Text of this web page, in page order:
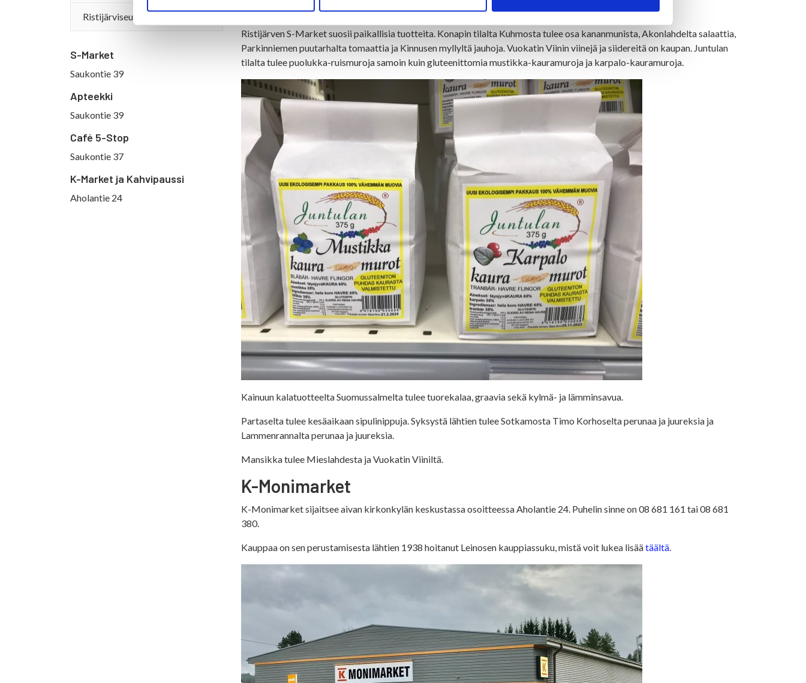
Ristijärviseura
S-Market
Saukontie 39
Apteekki
Saukontie 39
Café 5-Stop
Saukontie 37
K-Market ja Kahvipaussi
Aholantie 24
Ristijärven S-Market suosii paikallisia tuotteita
Ristijärven S-Market suosii paikallisia tuotteita. Konapin tilalta Kuhmosta tulee osa kananmunista, Akonlahdelta salaattia,
Parkinniemen puutarhalta tomaattia ja Kinnusen myllyltä jauhoja. Vuokatin Viinin viinejä ja siidereitä on kaupan. Juntulan
tilalta tulee puolukka-ruismuroja samoin kuin gluteenittomia mustikka-kauramuroja ja karpalo-kauramuroja.
Kainuun kalatuotteelta Suomussalmelta tulee tuorekalaa, graavia sekä kylmä- ja lämminsavua.
Partaselta tulee kesäaikaan sipulinippuja. Syksystä lähtien tulee Sotkamosta Timo Korhoselta perunaa ja juureksia ja
Lammenrannalta perunaa ja juureksia.
Mansikka tulee Mieslahdesta ja Vuokatin Viiniltä.
K-Monimarket
K-Monimarket sijaitsee aivan kirkonkylän keskustassa osoitteessa Aholantie 24. Puhelin sinne on 08 681 161 tai 08 681
380.
Kauppaa on sen perustamisesta lähtien 1938 hoitanut Leinosen kauppiassuku, mistä voit lukea lisäätäältä.